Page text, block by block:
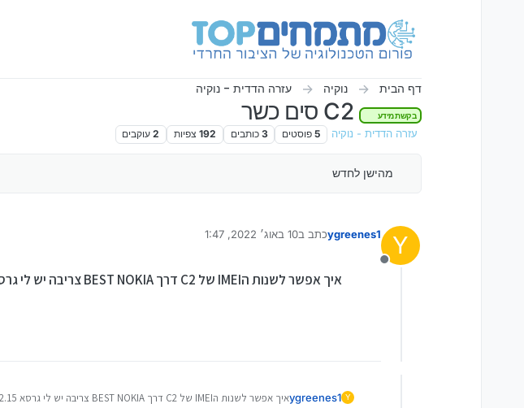
דף הבית נוקיה עזרה הדדית - נוקיה
בקשת מידע
עזרה הדדית - נוקיה 5 פוסטים 3 כותבים 192 צפיות 2 עוקבים
מהישן לחדש
Y
מנותק
ygreenes1כתב ב10 באוג׳ 2022, 1:47
נערך לאחרונה על ידי
איך אפשר לשנות הIMEI של C2 דרך BEST NOKIA צריבה יש לי גרסא 2.15?
Y
ygreenes1איך אפשר לשנות הIMEI של C2 דרך BEST NOKIA צריבה יש לי גרסא 2.15?